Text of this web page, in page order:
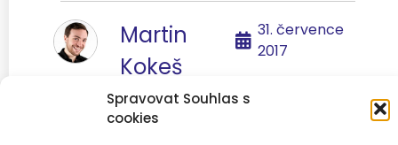
Spravovat Souhlas s
cookies
Martin
Kokeš
31. července
2017